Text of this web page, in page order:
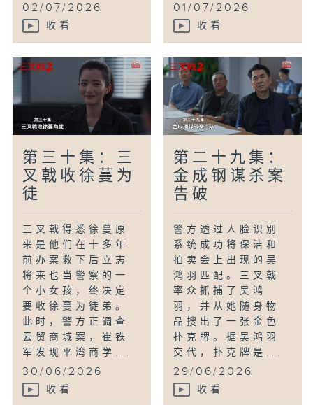
02/07/2026
收看
01/07/2026
收看
第三十集：三
叉戟收徐蔓为
徒
三叉戟得悉徐蔓原
来是他们在十多年
前办案救下后立志
将来也当警察的一
个小女孩，终决定
要收徐蔓为徒弟。
此时，警方正调查
云贸商城案，崔铁
军发现平湾商学...
30/06/2026
收看
第二十九集：
金成钢谋杀案
告破
警方透过人脸识别
系统成功将保洁和
拍卖会上出现的吴
鸿羽匹配。三叉戟
率众抓捕了吴鸿
羽，并从她随身物
品搜出了一张金色
扑克牌。据吴鸿羽
交代，扑克牌是...
29/06/2026
收看